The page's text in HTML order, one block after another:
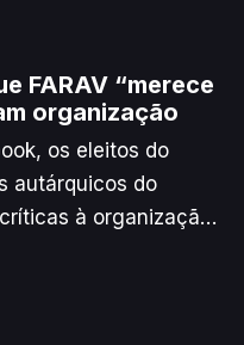
FARAV “merece
organização
os eleitos do
autárquicos do
à organização
de Aveiro